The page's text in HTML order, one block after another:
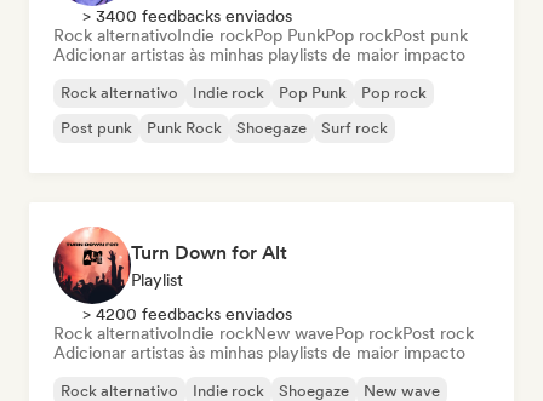
> 3400 feedbacks enviados
Rock alternativoIndie rockPop PunkPop rockPost punk
Adicionar artistas às minhas playlists de maior impacto
Rock alternativo Indie rock Pop Punk
Pop rock
Post punk
Punk Rock Shoegaze Surf rock
Turn Down for Alt
Playlist
> 4200 feedbacks enviados
Rock alternativoIndie rockNew wavePop rockPost rock
Adicionar artistas às minhas playlists de maior impacto
Rock alternativo Indie rock Shoegaze
New wave